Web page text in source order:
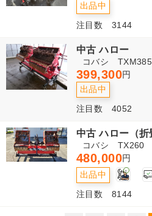
出品中
注目数 3144
中古 ハロー
コバシ
399,300円
出品中
注目数 4052
中古 ハロー（折
コバシ
480,000円
出品中 2
注目数 8144